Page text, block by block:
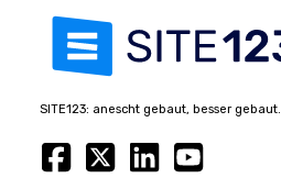
SITE123: anescht gebaut, besser gebaut.